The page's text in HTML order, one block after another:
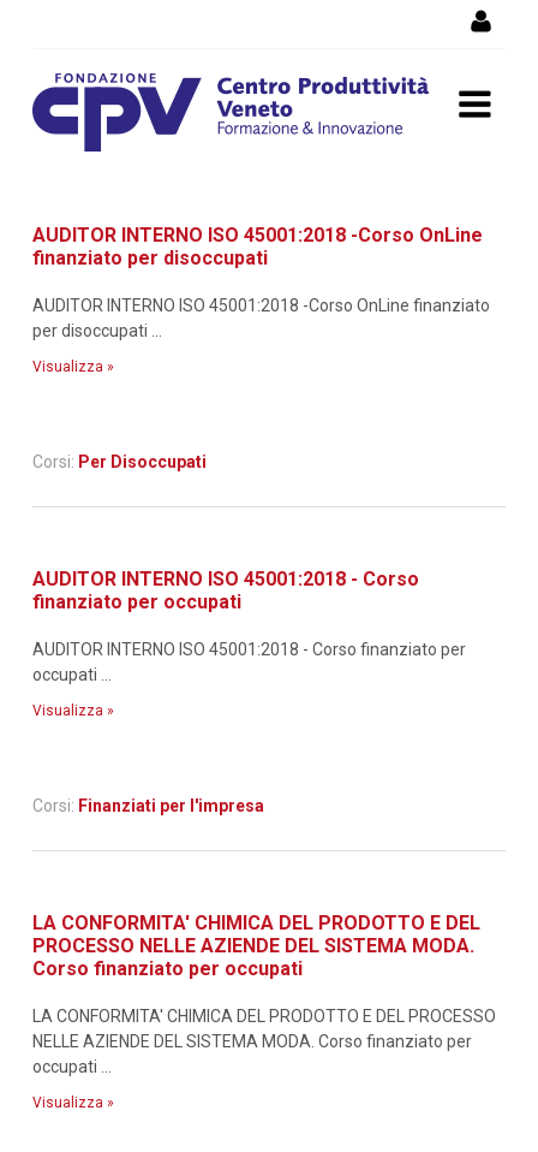
formazione
AUDITOR INTERNO ISO 45001:2018 -Corso OnLine
finanziato per disoccupati
AUDITOR INTERNO ISO 45001:2018 -Corso OnLine finanziato
per disoccupati ...
Visualizza »
Corsi: Per Disoccupati
AUDITOR INTERNO ISO 45001:2018 - Corso
finanziato per occupati
AUDITOR INTERNO ISO 45001:2018 - Corso finanziato per
occupati ...
Visualizza »
Corsi: Finanziati per l'impresa
LA CONFORMITA' CHIMICA DEL PRODOTTO E DEL
PROCESSO NELLE AZIENDE DEL SISTEMA MODA.
Corso finanziato per occupati
LA CONFORMITA' CHIMICA DEL PRODOTTO E DEL PROCESSO
NELLE AZIENDE DEL SISTEMA MODA. Corso finanziato per
occupati ...
Visualizza »